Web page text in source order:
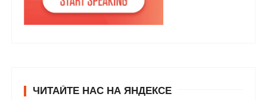
ЧИТАЙТЕ НАС НА ЯНДЕКСЕ